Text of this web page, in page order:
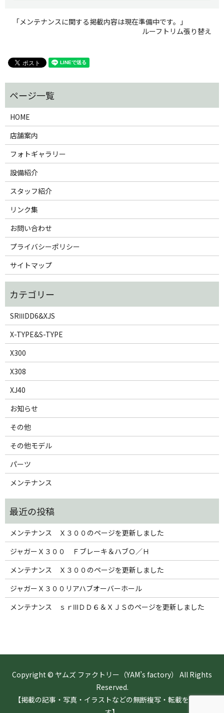
「メンテナンスに関する掲載内容は現在準備中です。」
ルーフトリム張り替え
HOME
店舗案内
フォトギャラリー
設備紹介
スタッフ紹介
リンク集
お問い合わせ
プライバシーポリシー
サイトマップ
SRⅢDD6&XJS
X-TYPE&S-TYPE
X300
X308
XJ40
お知らせ
その他
その他モデル
パーツ
メンテナンス
メンテナンス Ｘ３００のページを更新しました
ジャガーＸ３００ Ｆブレーキ＆ハブＯ／Ｈ
メンテナンス Ｘ３００のページを更新しました
ジャガーＸ３００リアハブオーバーホール
メンテナンス ｓｒⅢＤＤ６＆ＸＪＳのページを更新しました
Copyright © ヤムズ ファクトリー（YAM’s factory） All Rights
Reserved.
【掲載の記事・写真・イラストなどの無断複写・転載を禁じま